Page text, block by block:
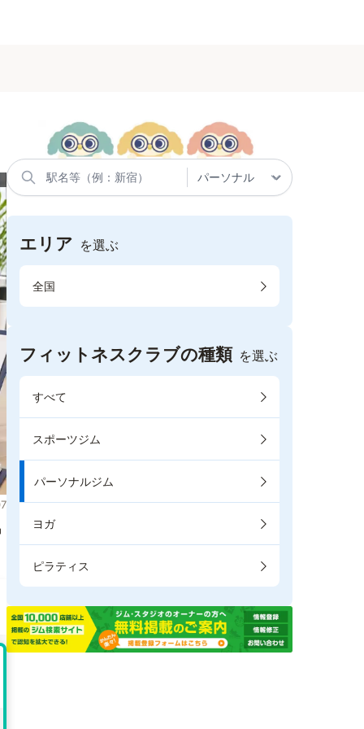
エリア を選ぶ
全国
フィットネスクラブの種類 を選ぶ
すべて
スポーツジム
パーソナルジム
ヨガ
ピラティス